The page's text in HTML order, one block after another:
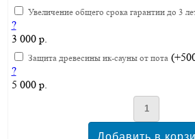
Увеличение общего срока гарантии до 3
?
3 000 р.
Защита древесины ик-сауны от пота
?
5 000 р.